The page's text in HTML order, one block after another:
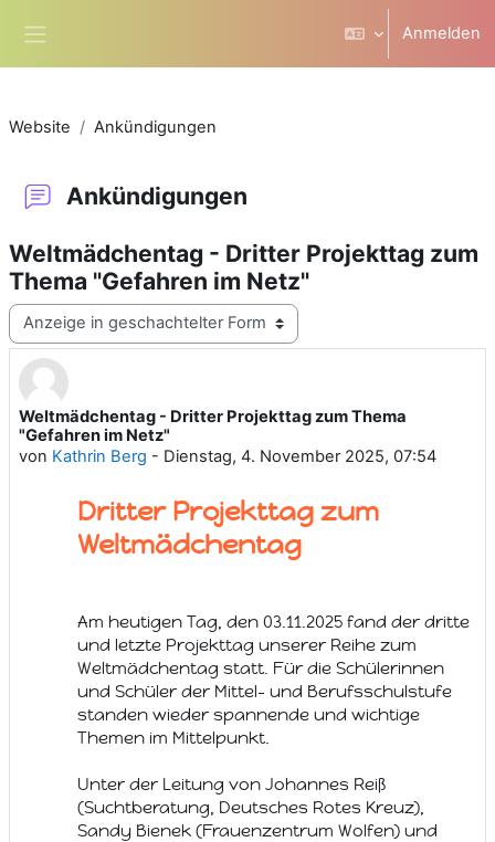
Anmelden
Website Ankündigungen
Ankündigungen
Weltmädchentag - Dritter Projekttag zum
Thema "Gefahren im Netz"
Anzeigemodus
Weltmädchentag - Dritter Projekttag zum Thema
"Gefahren im Netz"
von Kathrin Berg - Dienstag, 4. November 2025, 07:54
Anzahl Antworten: 0
Dritter Projekttag zum
Weltmädchentag
Am heutigen Tag, den 03.11.2025 fand der dritte
und letzte Projekttag unserer Reihe zum
Weltmädchentag statt. Für die Schülerinnen
und Schüler der Mittel- und Berufsschulstufe
standen wieder spannende und wichtige
Themen im Mittelpunkt.
Unter der Leitung von Johannes Reiß
(Suchtberatung, Deutsches Rotes Kreuz),
Sandy Bienek (Frauenzentrum Wolfen) und